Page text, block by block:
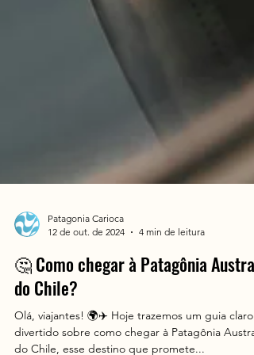
Patagonia Carioca
12 de out. de 2024
🤔 Como chegar à Patagônia Austral
do Chile?